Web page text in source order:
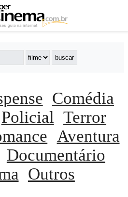
Comédia
Policial Terror
Aventura
Documentário
Outros